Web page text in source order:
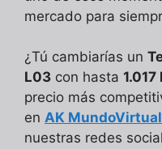
mercado para
¿Tú cambiarías un
L03 con hasta
precio más
en AK MundoVirtual
nuestras redes